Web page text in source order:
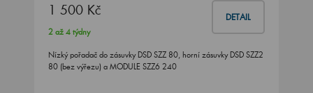
1 500 Kč DETAIL
2 až 4 týdny
Nízký pořadač do zásuvky DSD SZZ 80, horní zásuvky DSD SZZ2
80 (bez výřezu) a MODULE SZZ6 240